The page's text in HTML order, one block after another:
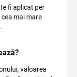
fi aplicat per
mai mare
valoarea